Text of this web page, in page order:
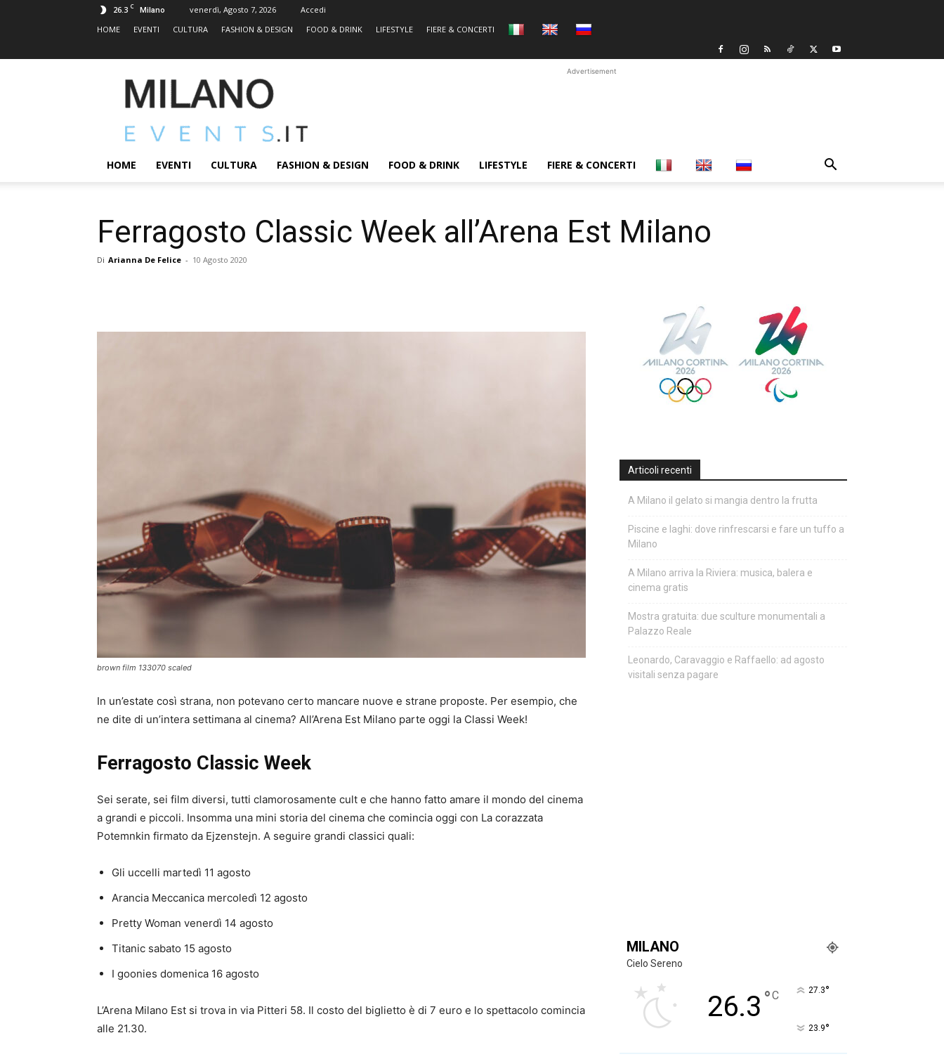
26.3 C Milano venerdì, Agosto 7, 2026
Accedi
HOME
EVENTI CULTURA FASHION & DESIGN FOOD & DRINK LIFESTYLE FIERE & CONCERTI
MILANOEVENTS.IT
|
2.0
ed
Eventi
Advertisement
HOME EVENTI CULTURA FASHION & DESIGN FOOD & DRINK LIFESTYLE FIERE & CONCERTI
Ferragosto Classic Week all’Arena Est Milano
Di Arianna De Felice - 10 Agosto 2020
brown film 133070 scaled
In un’estate così strana, non potevano certo mancare nuove e strane proposte. Per esempio, che
ne dite di un’intera settimana al cinema? All’Arena Est Milano parte oggi la Classi Week!
Ferragosto Classic Week
Sei serate, sei film diversi, tutti clamorosamente cult e che hanno fatto amare il mondo del cinema
a grandi e piccoli. Insomma una mini storia del cinema che comincia oggi con La corazzata
Potemnkin firmato da Ejzenstejn. A seguire grandi classici quali:
Gli uccelli martedì 11 agosto
Arancia Meccanica mercoledì 12 agosto
Pretty Woman venerdì 14 agosto
Titanic sabato 15 agosto
I goonies domenica 16 agosto
L’Arena Milano Est si trova in via Pitteri 58. Il costo del biglietto è di 7 euro e lo spettacolo comincia
alle 21.30.
Articoli recenti
A Milano il gelato si mangia dentro la frutta
Piscine e laghi: dove rinfrescarsi e fare un tuffo a
Milano
A Milano arriva la Riviera: musica, balera e
cinema gratis
Mostra gratuita: due sculture monumentali a
Palazzo Reale
Leonardo, Caravaggio e Raffaello: ad agosto
visitali senza pagare
MILANO
Cielo Sereno
26.3 °C 27.3°
23.9°